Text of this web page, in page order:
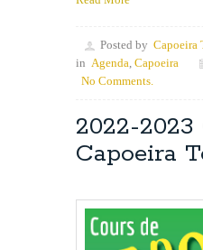
Posted by Capoeira
in Agenda, Capoeira
No Comments.
2022-
Capoeira